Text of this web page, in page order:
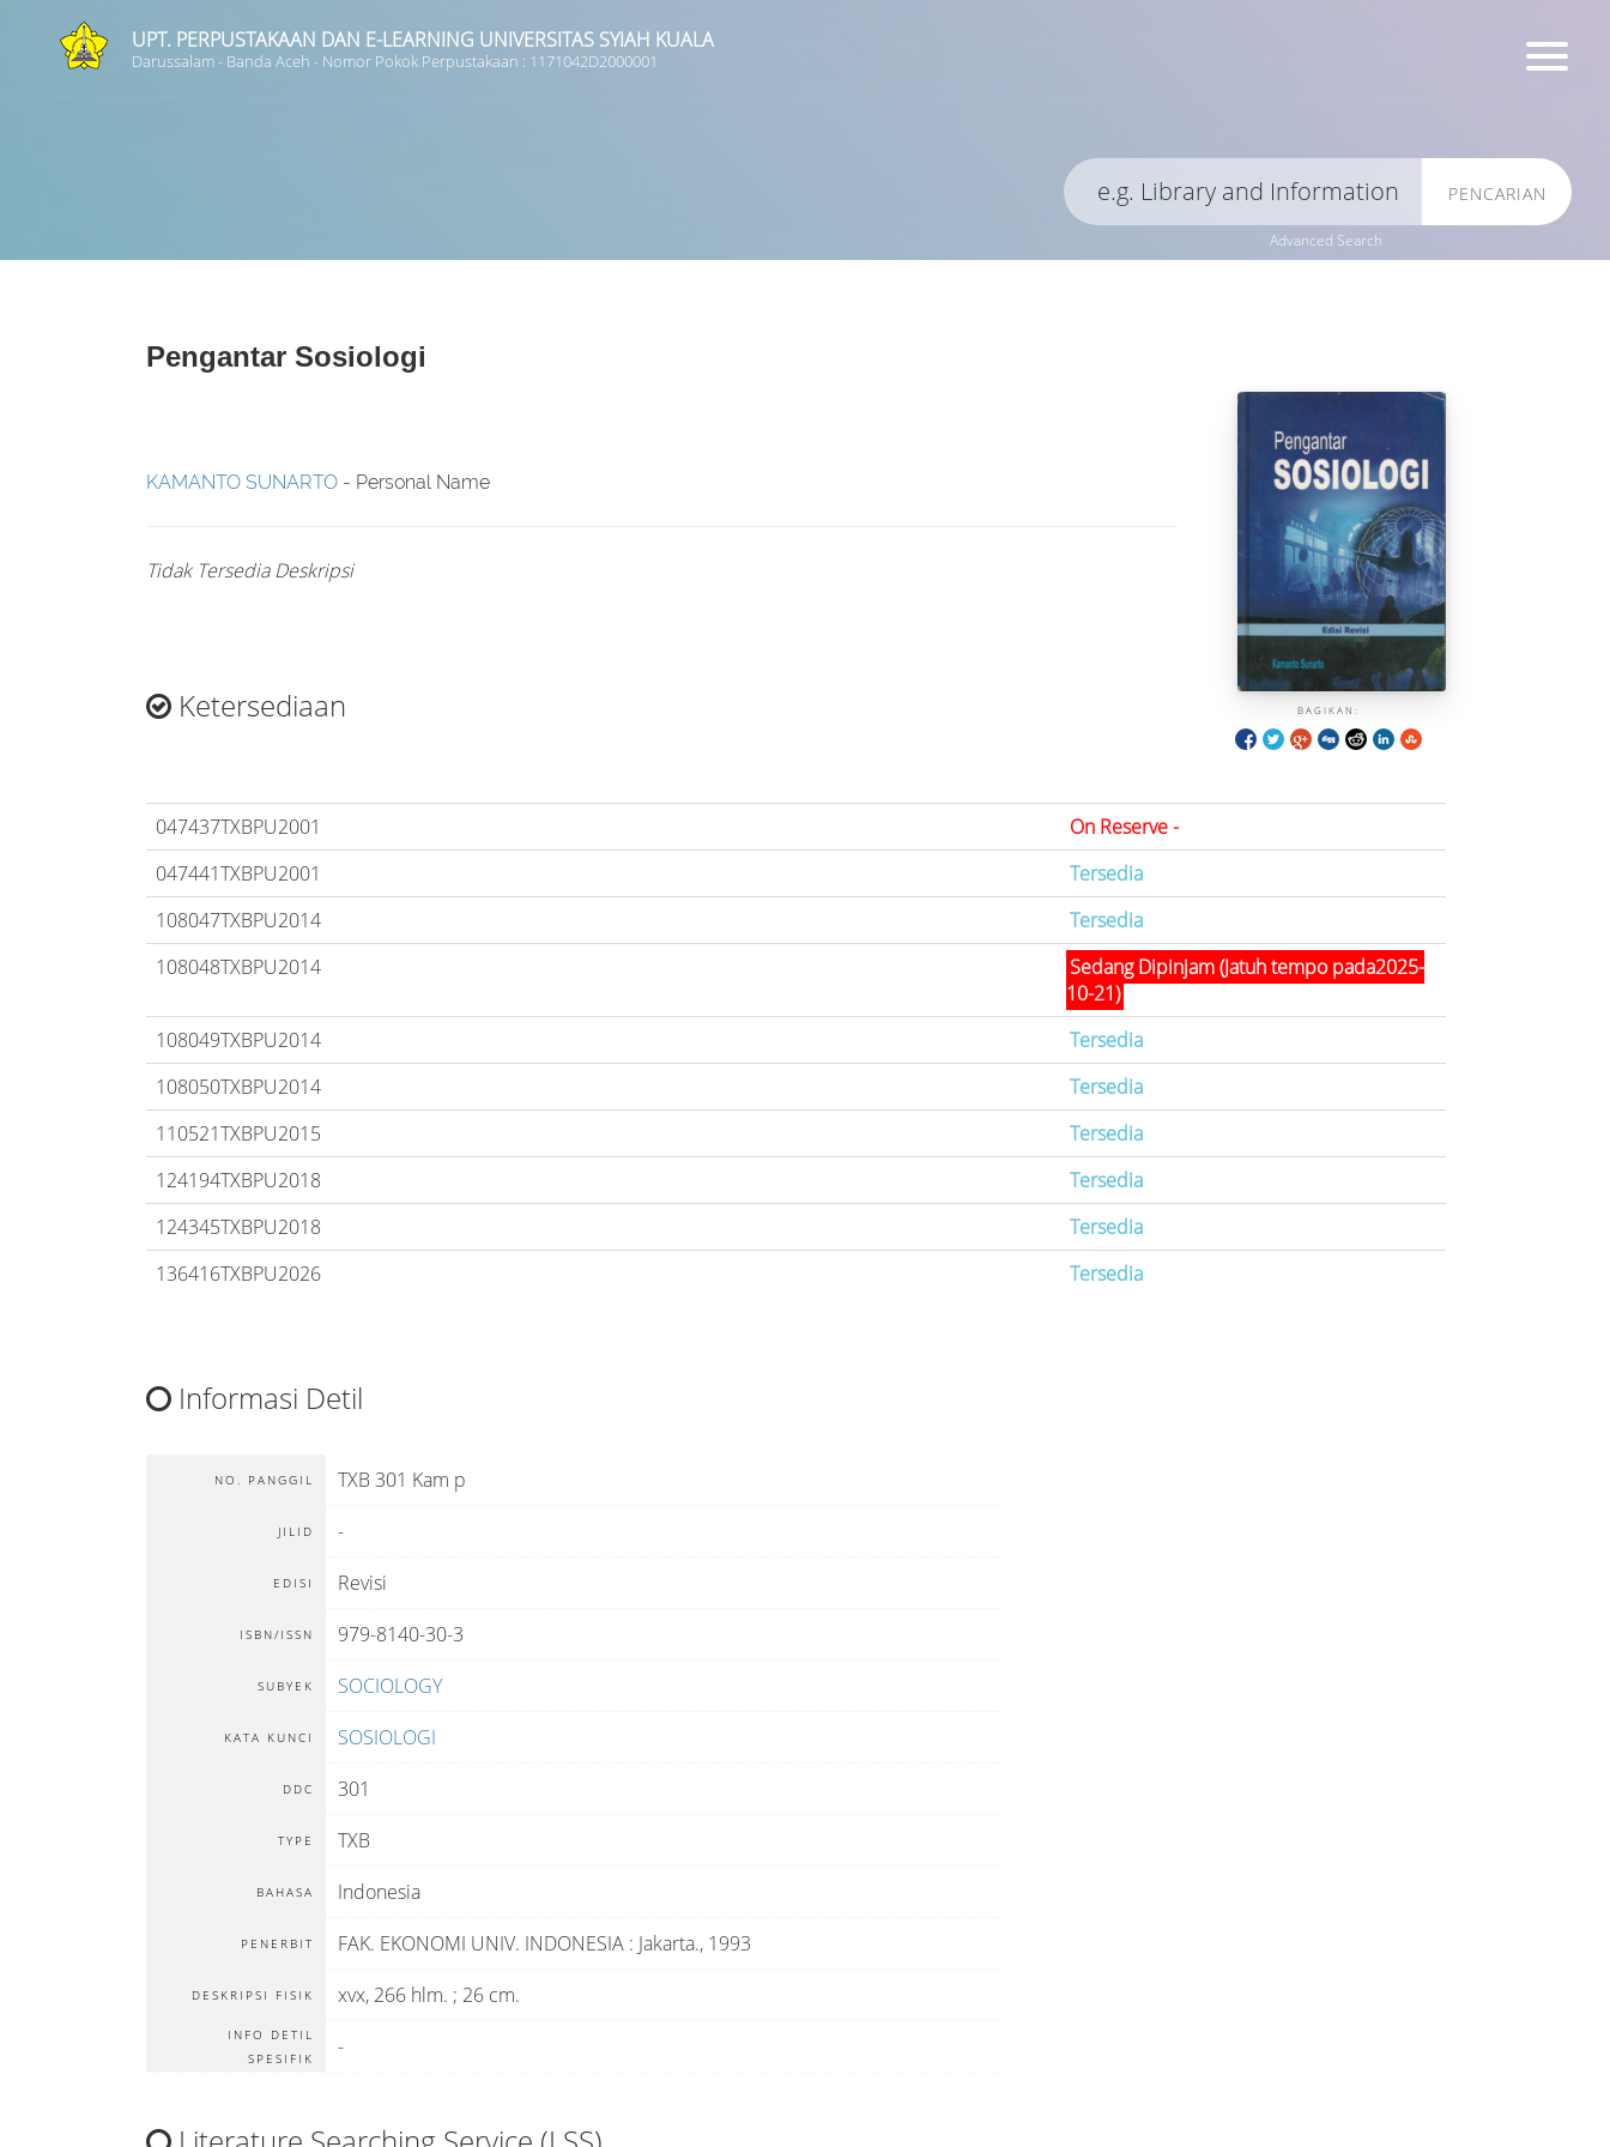
UPT. PERPUSTAKAAN DAN E-LEARNING UNIVERSITAS SYIAH KUALA
Darussalam - Banda Aceh - Nomor Pokok Perpustakaan : 1171042D2000001
PENCARIAN
Advanced Search
Pengantar Sosiologi
BAGIKAN:
KAMANTO SUNARTO - Personal Name
Tidak Tersedia Deskripsi
Ketersediaan
047437TXBPU2001
On Reserve -
047441TXBPU2001
Tersedia
108047TXBPU2014
Tersedia
108048TXBPU2014
Sedang Dipinjam (Jatuh tempo pada2025-
10-21)
108049TXBPU2014
Tersedia
108050TXBPU2014
Tersedia
110521TXBPU2015
Tersedia
124194TXBPU2018
Tersedia
124345TXBPU2018
Tersedia
136416TXBPU2026
Tersedia
Informasi Detil
NO. PANGGIL TXB 301 Kam p
JILID -
EDISI Revisi
ISBN/ISSN 979-8140-30-3
SUBYEK SOCIOLOGY
KATA KUNCI SOSIOLOGI
DDC 301
TYPE TXB
BAHASA Indonesia
PENERBIT FAK. EKONOMI UNIV. INDONESIA : Jakarta., 1993
DESKRIPSI FISIK xvx, 266 hlm. ; 26 cm.
INFO DETIL
SPESIFIK
-
GMD
Pencarian